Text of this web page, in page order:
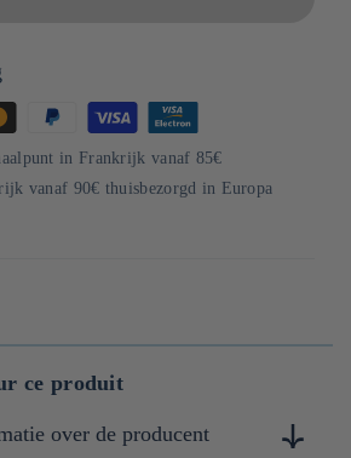
in Frankrijk vanaf 85€
vanaf 90€ thuisbezorgd in Europa
ce produit
over de producent